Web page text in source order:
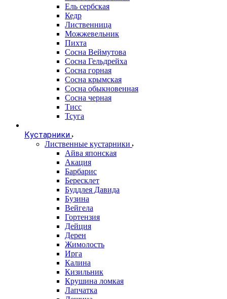
Ель сербская
Кедр
Лиственница
Можжевельник
Пихта
Сосна Веймутова
Сосна Гельдрейха
Сосна горная
Сосна крымская
Сосна обыкновенная
Сосна черная
Тисс
Тсуга
Кустарники
Лиственные кустарники
Айва японская
Акация
Барбарис
Бересклет
Буддлея Давида
Бузина
Вейгела
Гортензия
Дейция
Дерен
Жимолость
Ирга
Калина
Кизильник
Крушина ломкая
Лапчатка